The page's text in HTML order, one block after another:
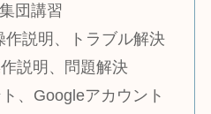
団講習
作説明、トラブル解決
説明、問題解決
、Googleアカウント